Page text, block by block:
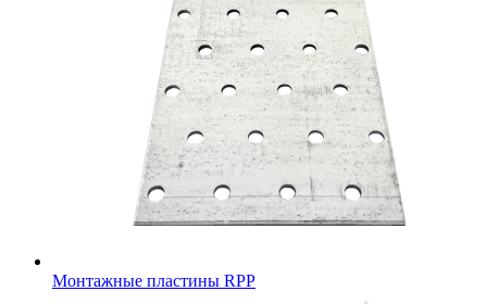
Монтажные пластины RPP